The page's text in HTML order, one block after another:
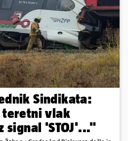
Sindikata:
teretni vlak
signal 'STOJ'..."